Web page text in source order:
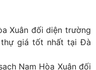
Xuân đối diện trường
thự giá tốt nhất tại Đà
Nam Hòa Xuân đối